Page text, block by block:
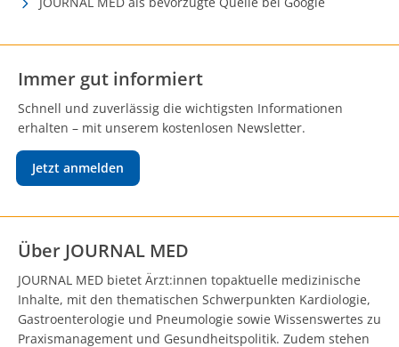
Immer gut informiert
Schnell und zuverlässig die wichtigsten Informationen
erhalten – mit unserem kostenlosen Newsletter.
Jetzt anmelden
Über JOURNAL MED
JOURNAL MED bietet Ärzt:innen topaktuelle medizinische
Inhalte, mit den thematischen Schwerpunkten Kardiologie,
Gastroenterologie und Pneumologie sowie Wissenswertes zu
Praxismanagement und Gesundheitspolitik. Zudem stehen